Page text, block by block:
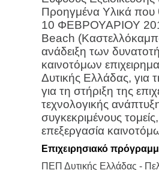
Προηγμένα Υλικά που
10 ΦΕΒΡΟΥΑΡΙΟΥ
Beach
ανάδειξη των
καινοτόμων
Δυτικής Ελλάδας, για
για τη στήριξη της
τεχνολογικής
συγκεκριμένους
επεξεργασία
Επιχειρησιακό
ΠΕΠ Δυτικής Ελλάδας -